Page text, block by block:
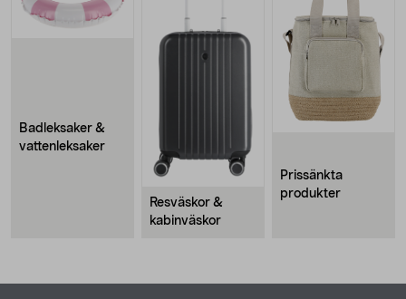
Badleksaker &
vattenleksaker
Resväskor &
kabinväskor
Prissänkta
produkter